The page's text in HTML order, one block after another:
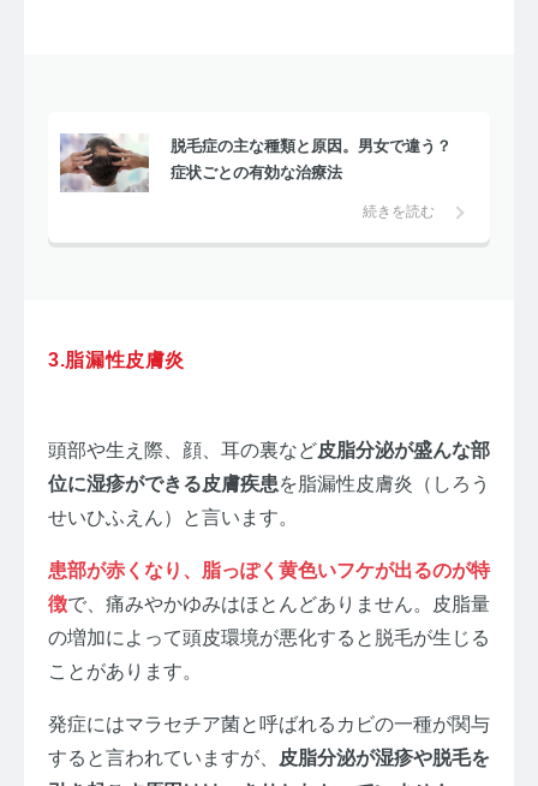
脱毛症の主な種類と原因。男女で違う？
症状ごとの有効な治療法
続きを読む
3.脂漏性皮膚炎
頭部や生え際、顔、耳の裏など皮脂分泌が盛んな部
位に湿疹ができる皮膚疾患を脂漏性皮膚炎（しろう
せいひふえん）と言います。
患部が赤くなり、脂っぽく黄色いフケが出るのが特
徴で、痛みやかゆみはほとんどありません。皮脂量
の増加によって頭皮環境が悪化すると脱毛が生じる
ことがあります。
発症にはマラセチア菌と呼ばれるカビの一種が関与
すると言われていますが、
皮脂分泌が湿疹や脱毛を